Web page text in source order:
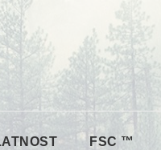
FSC ™